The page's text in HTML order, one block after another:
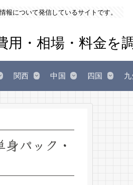
について発信しているサイトです。
関西 中国 四国
パック・